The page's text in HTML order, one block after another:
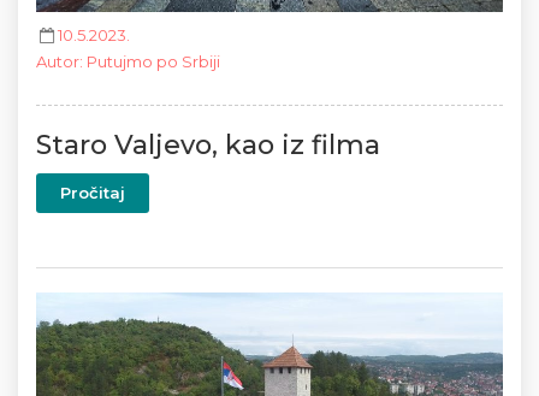
10.5.2023.
Autor: Putujmo po Srbiji
Staro Valjevo, kao iz filma
Pročitaj